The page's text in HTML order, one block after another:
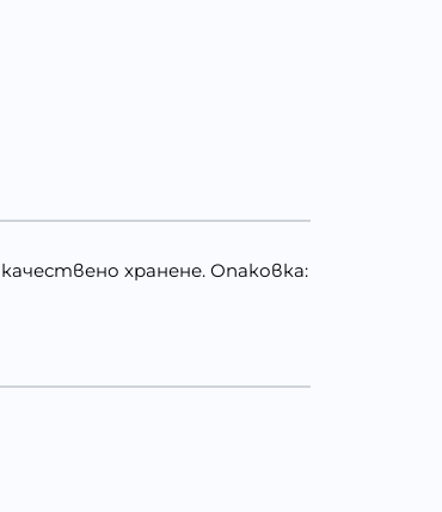
хранене. Опаковка: